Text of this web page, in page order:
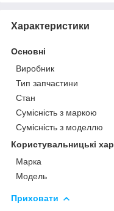
Характеристики
Основні
Виробник
Тип запчастини
Стан
Сумісність з маркою
Сумісність з моделлю
Користувальницькі
Марка
Модель
Приховати